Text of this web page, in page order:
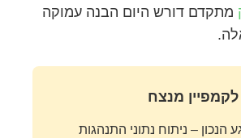
מתקדם דורש היום הבנה עמוקה
הנכון – ניתוח נתוני התנהגות